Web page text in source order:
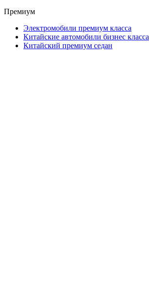
Премиум
Электромобили премиум класса
Китайские автомобили бизнес класса
Китайский премиум седан